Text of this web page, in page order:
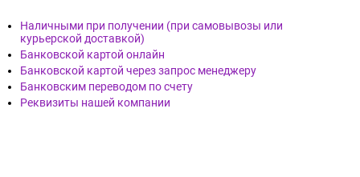
Наличными при получении (при самовывозы или
курьерской доставкой)
Банковской картой онлайн
Банковской картой через запрос менеджеру
Банковским переводом по счету
Реквизиты нашей компании